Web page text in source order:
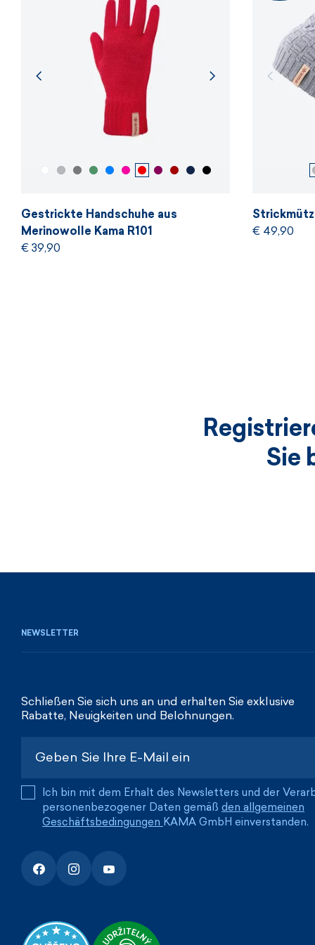
Gestrickte Handschuhe aus
Merinowolle Kama R101
€ 39,90
€ 49,90
Sie
NEWSLETTER
Schließen Sie sich uns an und erhalten Sie exklusive
Rabatte, Neuigkeiten und Belohnungen.
Ich bin mit dem Erhalt des Newsletters und der
personenbezogener Daten gemäß den allgemeinen
Geschäftsbedingungen KAMA GmbH einverstanden.